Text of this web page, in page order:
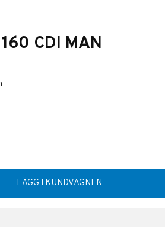
CDI MAN
LÄGG I KUNDVAGNEN